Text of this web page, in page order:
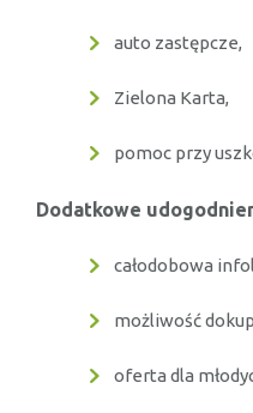
auto zastępcze,
Zielona Karta,
pomoc przy
Dodatkowe
całodobowa
możliwość
oferta dla